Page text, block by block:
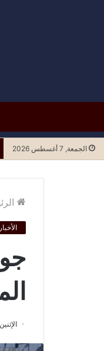
الجمعة, 7 أغسطس 2026
الأخبار
الإثنين, 9 نوفمبر